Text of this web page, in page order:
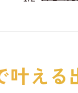
出張買
リサイ
出張買取の信
信頼で
叶える